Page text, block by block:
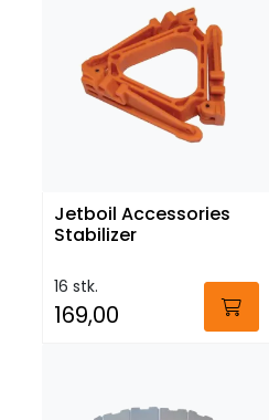
Jetboil Accessories
Stabilizer
16 stk.
169,00